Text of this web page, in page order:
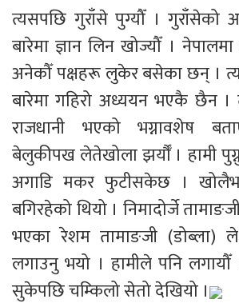
त्यसपछि गुराँसे पुग्यौँ । गुराँसेको
बारेमा ज्ञान लिन खोज्यौँ ।
अनेकौँ पक्षहरू लुकेर बसेका छन् ।
बारेमा गहिरो अध्ययन भएकै छैन ।
राजधानी भएको भग्नावशेष
बेलुकीपख लेतेखोला झर्यौँ । हामी
अगाडि मकर फुटीसकेछ ।
बगिरहेको थियो । निमादोर्जे
भएका रेशम तामाङजी (डोब्ला) ले
लगाउनु भयो । हामीले पनि लगायौँ
सुकेपछि चम्किलो सेतो देखियो ।